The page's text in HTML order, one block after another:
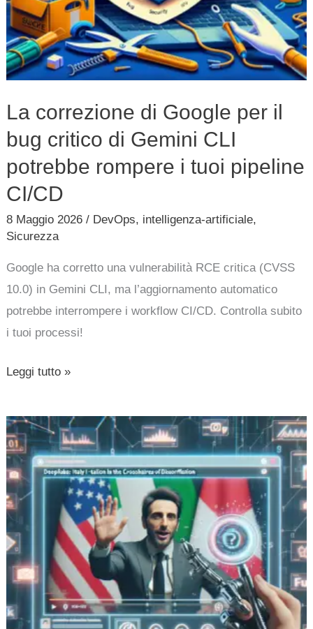
La correzione di Google per il
bug critico di Gemini CLI
potrebbe rompere i tuoi pipeline
CI/CD
8 Maggio 2026/ DevOps, intelligenza-artificiale,
Sicurezza
Google ha corretto una vulnerabilità RCE critica (CVSS
10.0) in Gemini CLI, ma l’aggiornamento automatico
potrebbe interrompere i workflow CI/CD. Controlla subito
i tuoi processi!
CLI
potrebbe
rompere
i
pipeline
CI/CD
Leggi tutto »
Deepfake
contro
Giorgia
Meloni:
l’Italia
nel
mirino
della
disinformazione